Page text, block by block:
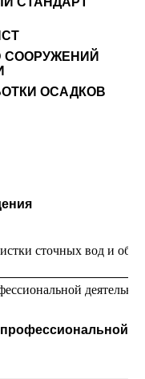
СООРУЖЕНИЙ
ОСАДКОВ
сточных вод и